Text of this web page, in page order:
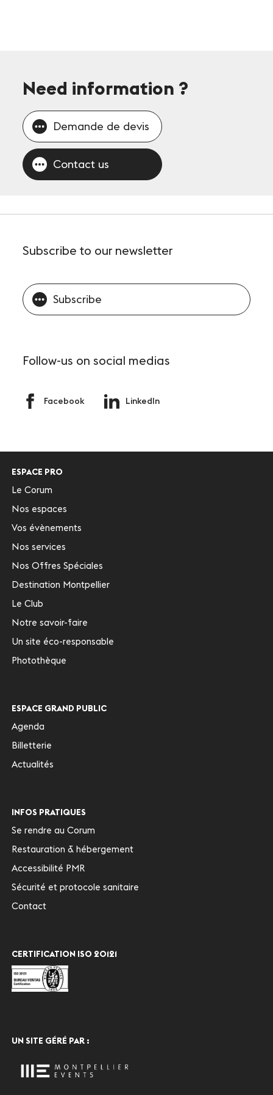
Need information ?
Demande de devis
Contact us
Subscribe to our newsletter
Subscribe
Follow-us on social medias
Facebook LinkedIn
ESPACE PRO
Le Corum
Nos espaces
Vos évènements
Nos services
Nos Offres Spéciales
Destination Montpellier
Le Club
Notre savoir-faire
Un site éco-responsable
Photothèque
ESPACE GRAND PUBLIC
Agenda
Billetterie
Actualités
INFOS PRATIQUES
Se rendre au Corum
Restauration & hébergement
Accessibilité PMR
Sécurité et protocole sanitaire
Contact
CERTIFICATION ISO 20121
UN SITE GÉRÉ PAR :